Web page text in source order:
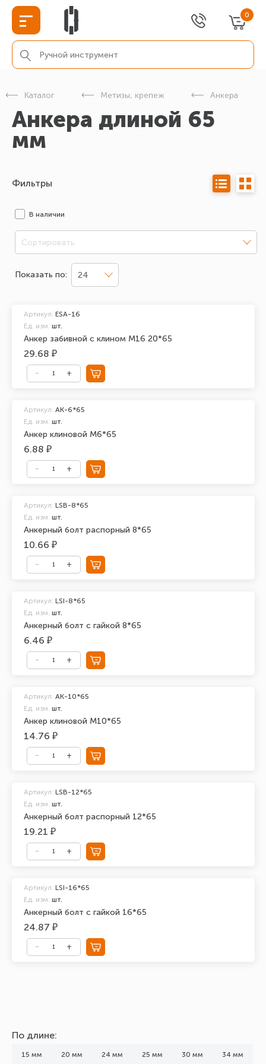
0
Каталог Метизы, крепеж Анкера
Анкера длиной 65
мм
Фильтры
В наличии
Сортировать
Показать по: 24
Анкер забивной с клином М16 20*65
Артикул: ESA-16
Ед. изм. шт.
29.68 ₽
Анкер клиновой М6*65
Артикул: АК-6*65
Ед. изм. шт.
6.88 ₽
Анкерный болт распорный 8*65
Артикул: LSB-8*65
Ед. изм. шт.
10.66 ₽
Анкерный болт с гайкой 8*65
Артикул: LSI-8*65
Ед. изм. шт.
6.46 ₽
Анкер клиновой М10*65
Артикул: АК-10*65
Ед. изм. шт.
14.76 ₽
Анкерный болт распорный 12*65
Артикул: LSB-12*65
Ед. изм. шт.
19.21 ₽
Анкерный болт с гайкой 16*65
Артикул: LSI-16*65
Ед. изм. шт.
24.87 ₽
По длине:
15 мм 20 мм 24 мм 25 мм 30 мм 34 мм